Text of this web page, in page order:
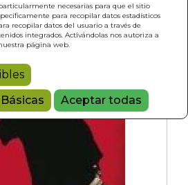
necesarias para que el sitio
para recopilar datos estadísticos
recopilar datos del usuario a través de
integrados. Activándolas nos autoriza a
página web.
Básicas Aceptar todas